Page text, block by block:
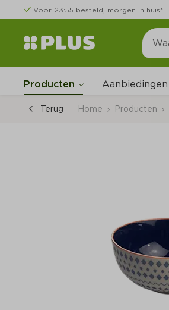
Voor 23:55 besteld, morgen in huis*
Producten Aanbiedingen
Terug Home Producten